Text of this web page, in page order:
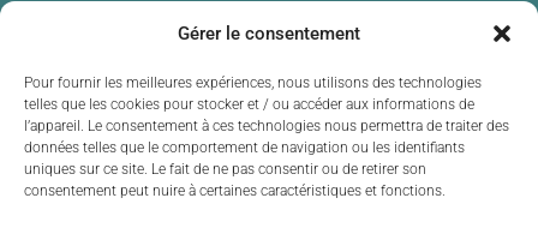
Gérer le consentement
Pour fournir les meilleures expériences, nous utilisons des technologies
telles que les cookies pour stocker et / ou accéder aux informations de
l’appareil. Le consentement à ces technologies nous permettra de traiter des
données telles que le comportement de navigation ou les identifiants
uniques sur ce site. Le fait de ne pas consentir ou de retirer son
consentement peut nuire à certaines caractéristiques et fonctions.
87270 Couzeix
05 55 39 34 09
Contacter la mairie
Horaires d'ouverture
Lundide 8h30 à 12h00 et de 13h30 à 17h30
Mardi
de 8h30 à 12h00 et de 13h30 à 17h30